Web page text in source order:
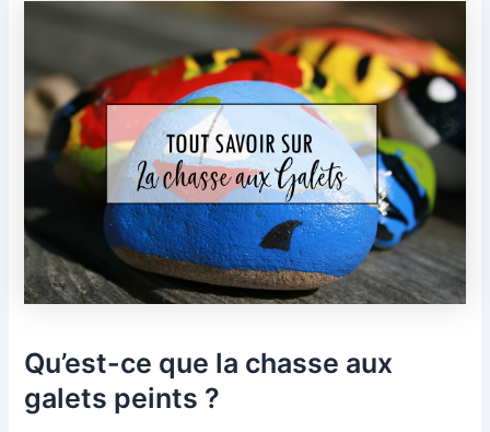
Qu’est-ce que la chasse aux
galets peints ?